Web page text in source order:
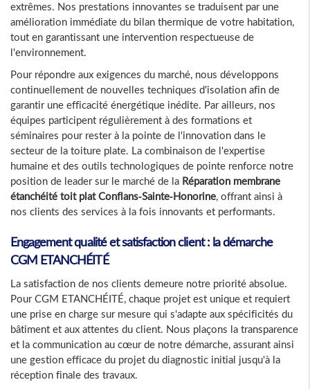
extrêmes. Nos prestations innovantes se traduisent par une
amélioration immédiate du bilan thermique de votre habitation,
tout en garantissant une intervention respectueuse de
l'environnement.
Pour répondre aux exigences du marché, nous développons
continuellement de nouvelles techniques d'isolation afin de
garantir une efficacité énergétique inédite. Par ailleurs, nos
équipes participent régulièrement à des formations et
séminaires pour rester à la pointe de l'innovation dans le
secteur de la toiture plate. La combinaison de l'expertise
humaine et des outils technologiques de pointe renforce notre
position de leader sur le marché de la Réparation membrane
étanchéité toit plat Conflans-Sainte-Honorine, offrant ainsi à
nos clients des services à la fois innovants et performants.
Engagement qualité et satisfaction client : la démarche
CGM ETANCHÉITÉ
La satisfaction de nos clients demeure notre priorité absolue.
Pour CGM ETANCHÉITÉ, chaque projet est unique et requiert
une prise en charge sur mesure qui s'adapte aux spécificités du
bâtiment et aux attentes du client. Nous plaçons la transparence
et la communication au cœur de notre démarche, assurant ainsi
une gestion efficace du projet du diagnostic initial jusqu'à la
réception finale des travaux.